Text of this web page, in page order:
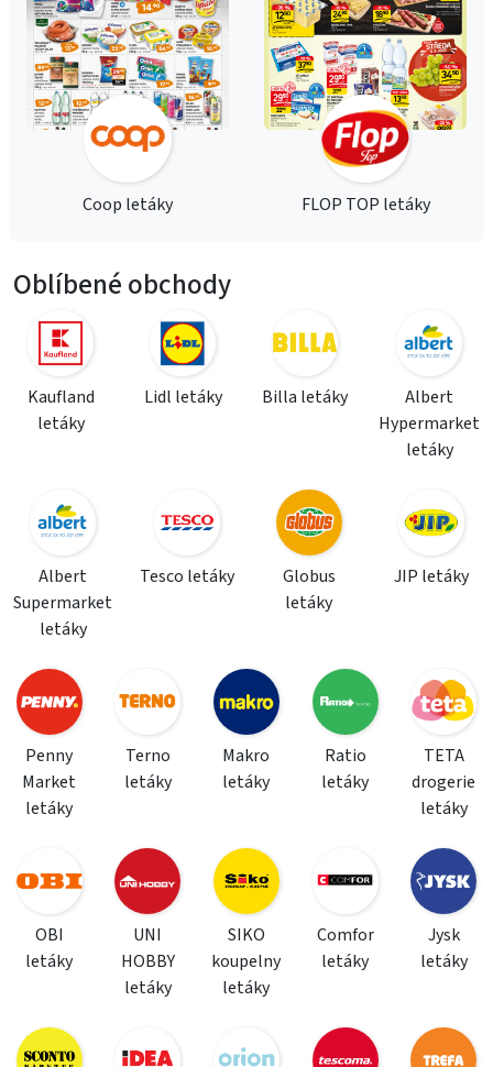
Coop letáky FLOP TOP letáky
Oblíbené obchody
Kaufland
letáky
Lidl letáky Billa letáky
Albert
Hypermarket
letáky
Albert
Supermarket
letáky
Tesco letáky
Globus
letáky
JIP letáky
Penny
Market
letáky
Terno
letáky
Makro
letáky
Ratio
letáky
TETA
drogerie
letáky
OBI
letáky
UNI
HOBBY
letáky
SIKO
koupelny
letáky
Comfor
letáky
Jysk
letáky